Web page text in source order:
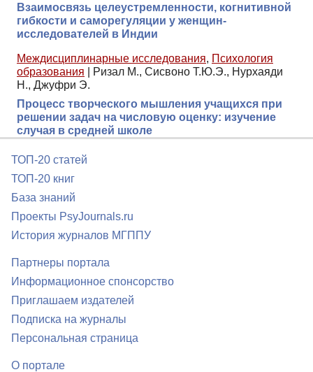
Взаимосвязь целеустремленности, когнитивной
гибкости и саморегуляции у женщин-
исследователей в Индии
Междисциплинарные исследования, Психология
образования
Ризал М., Сисвоно Т.Ю.Э., Нурхаяди
Н., Джуфри Э.
Процесс творческого мышления учащихся при
решении задач на числовую оценку: изучение
случая в средней школе
ТОП-20 статей
ТОП-20 книг
База знаний
Проекты PsyJournals.ru
История журналов МГППУ
Партнеры портала
Информационное спонсорство
Приглашаем издателей
Подписка на журналы
Персональная страница
О портале